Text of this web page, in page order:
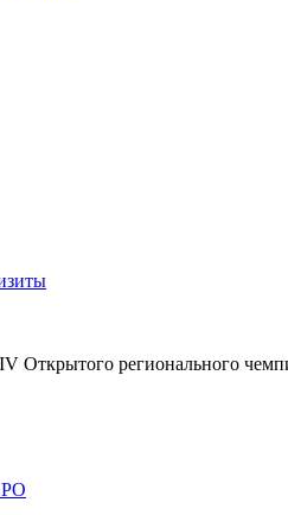
Открытого регионального